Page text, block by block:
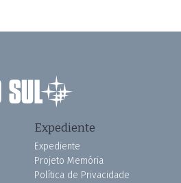
Expediente
Expediente
Projeto Memória
Política de Privacidade